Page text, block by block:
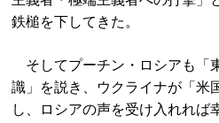
鉄槌を下してきた。
そしてプーチン・ロシアも「
識」を説き、ウクライナが「米
し、ロシアの声を受け入れれば